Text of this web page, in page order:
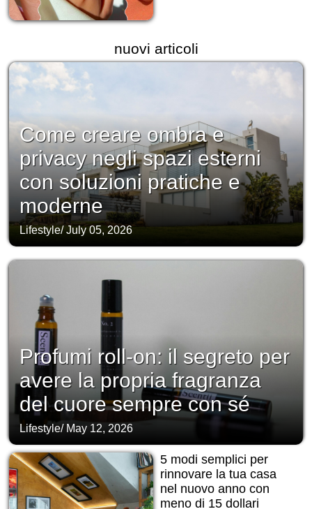
nuovi articoli
Come creare ombra e
privacy negli spazi esterni
con soluzioni pratiche e
moderne
Lifestyle/July 05, 2026
Profumi roll-on: il segreto per
avere la propria fragranza
del cuore sempre con sé
Lifestyle/ May 12, 2026
5 modi semplici per
rinnovare la tua casa
nel nuovo anno con
meno di 15 dollari